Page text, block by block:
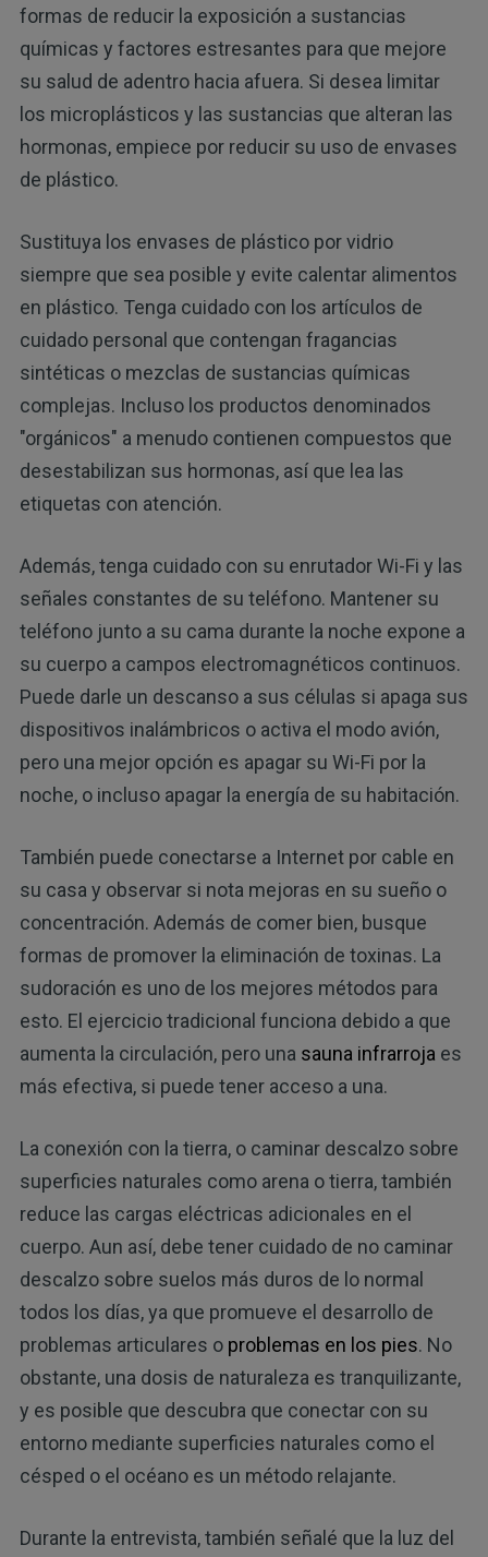
formas de reducir la exposición a sustancias
químicas y factores estresantes para que mejore
su salud de adentro hacia afuera. Si desea limitar
los microplásticos y las sustancias que alteran las
hormonas, empiece por reducir su uso de envases
de plástico.
Sustituya los envases de plástico por vidrio
siempre que sea posible y evite calentar alimentos
en plástico. Tenga cuidado con los artículos de
cuidado personal que contengan fragancias
sintéticas o mezclas de sustancias químicas
complejas. Incluso los productos denominados
"orgánicos" a menudo contienen compuestos que
desestabilizan sus hormonas, así que lea las
etiquetas con atención.
Además, tenga cuidado con su enrutador Wi-Fi y las
señales constantes de su teléfono. Mantener su
teléfono junto a su cama durante la noche expone a
su cuerpo a campos electromagnéticos continuos.
Puede darle un descanso a sus células si apaga sus
dispositivos inalámbricos o activa el modo avión,
pero una mejor opción es apagar su Wi-Fi por la
noche, o incluso apagar la energía de su habitación.
También puede conectarse a Internet por cable en
su casa y observar si nota mejoras en su sueño o
concentración. Además de comer bien, busque
formas de promover la eliminación de toxinas. La
sudoración es uno de los mejores métodos para
esto. El ejercicio tradicional funciona debido a que
aumenta la circulación, pero una sauna infrarrojaes
más efectiva, si puede tener acceso a una.
La conexión con la tierra, o caminar descalzo sobre
superficies naturales como arena o tierra, también
reduce las cargas eléctricas adicionales en el
cuerpo. Aun así, debe tener cuidado de no caminar
descalzo sobre suelos más duros de lo normal
todos los días, ya que promueve el desarrollo de
problemas articulares o problemas en los pies. No
obstante, una dosis de naturaleza es tranquilizante,
y es posible que descubra que conectar con su
entorno mediante superficies naturales como el
césped o el océano es un método relajante.
Durante la entrevista, también señalé que la luz del